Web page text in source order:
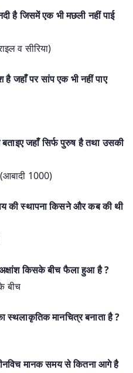
है जिसमें एक भी मछली नहीं पाई
व सीरिया)
जहाँ पर सांप एक भी नहीं पाए
जहाँ सिर्फ पुरुष है तथा उसकी
(आबादी 1000)
की स्थापना किसने और कब की थी
किसके बीच फैला हुआ है ?
बीच
मानचित्र बनाता है ?
मानक समय से कितना आगे है